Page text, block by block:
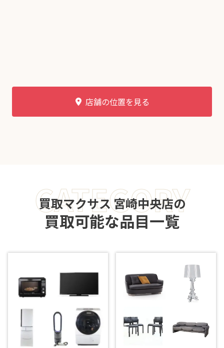
店舗の位置を見る
買取マクサス 宮崎中央店の
買取可能な品目一覧
CATEGORY